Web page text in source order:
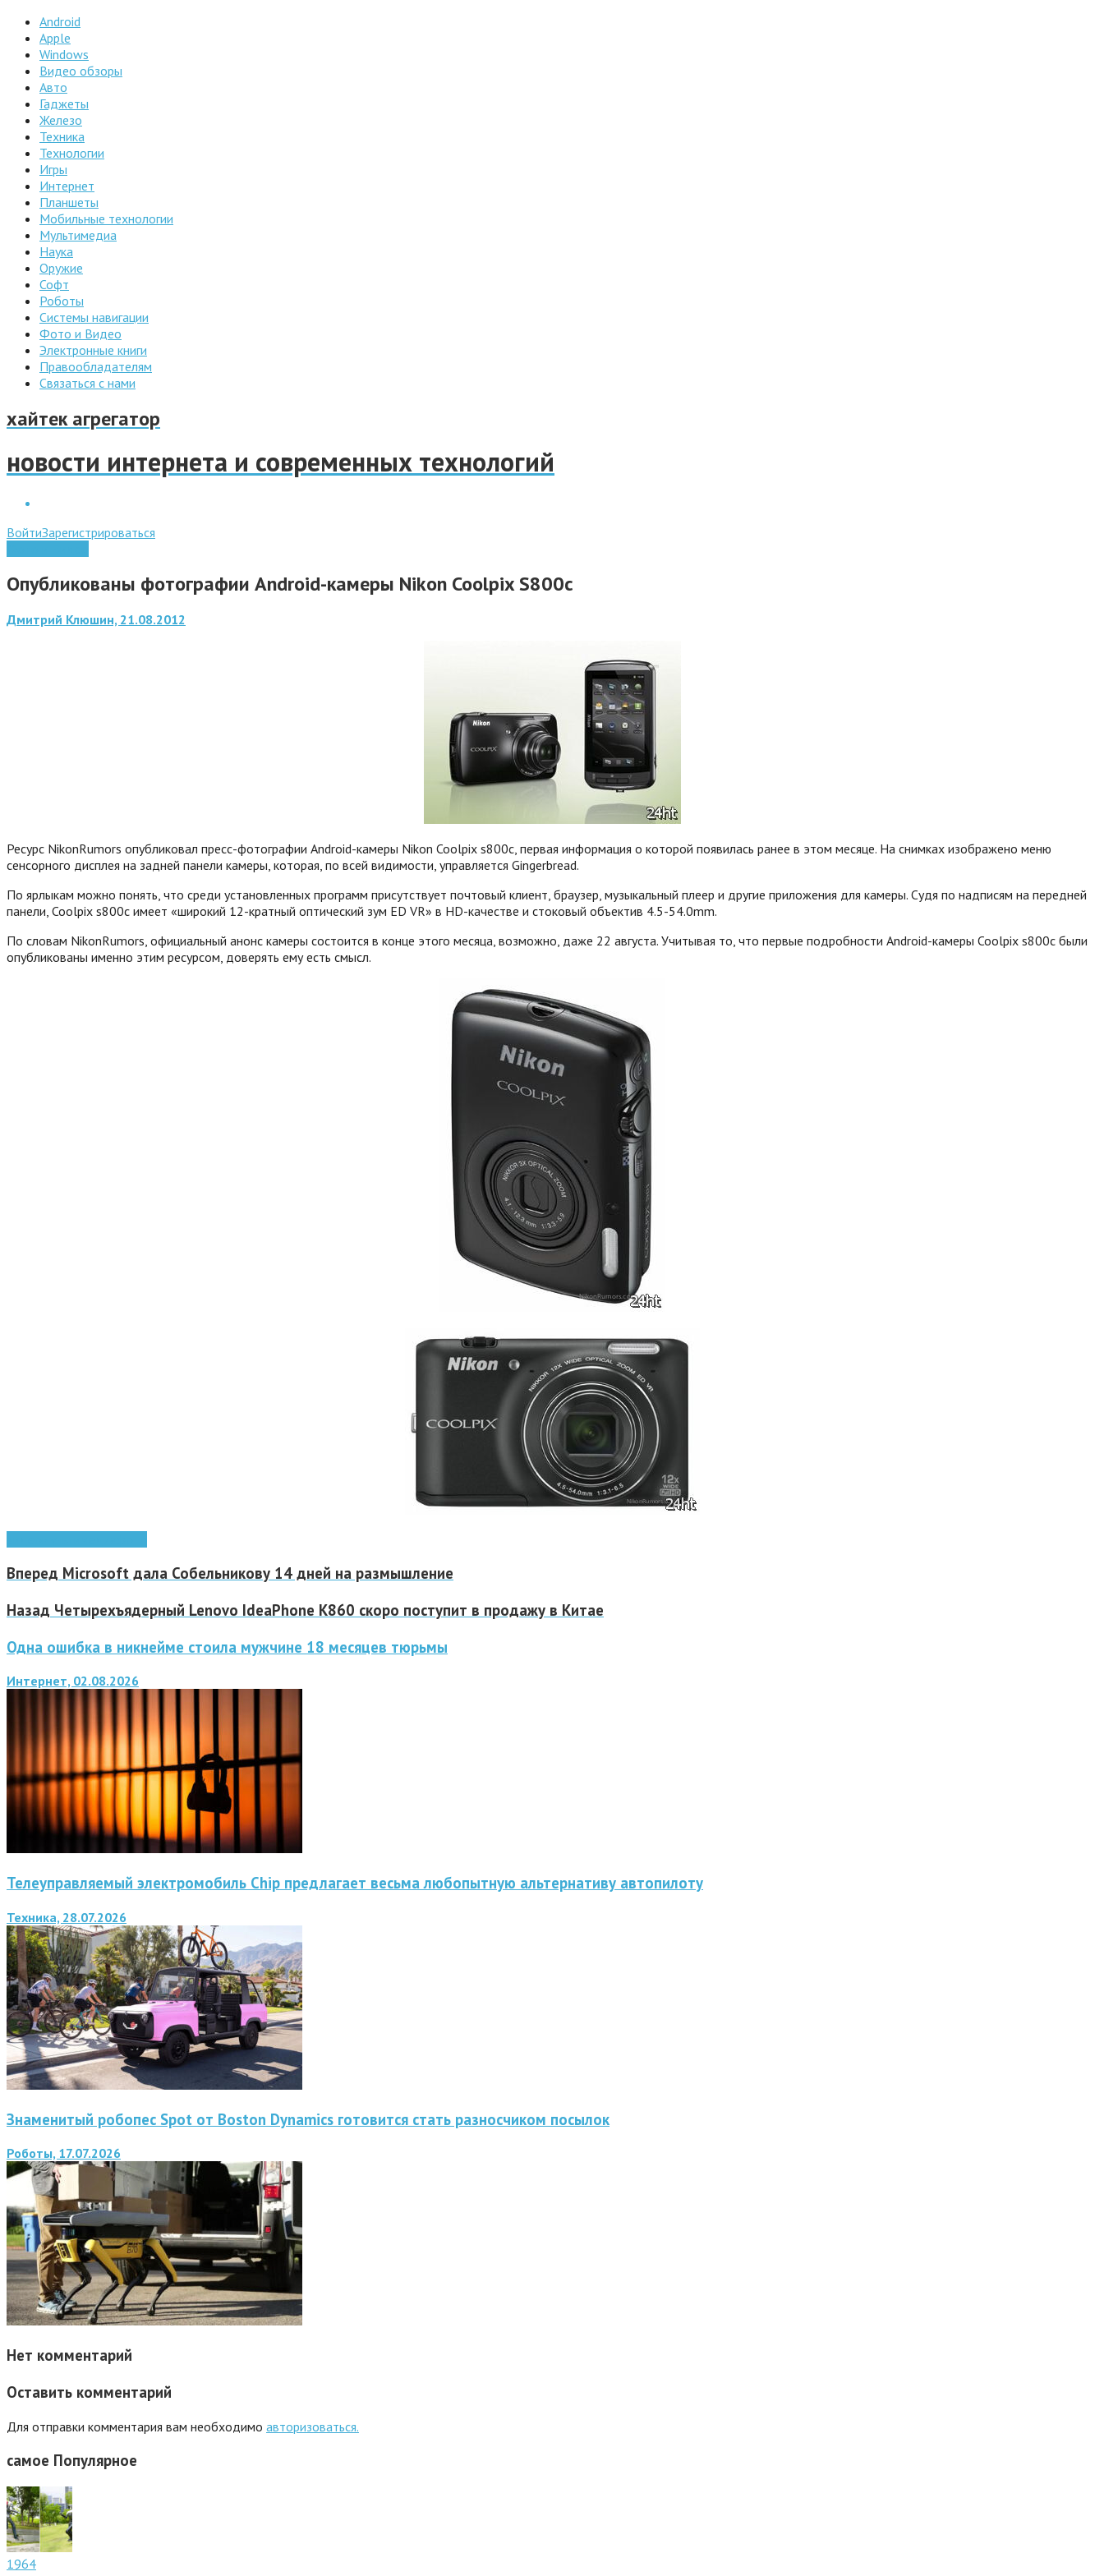
Android
Apple
Windows
Видео обзоры
Авто
Гаджеты
Железо
Техника
Технологии
Игры
Интернет
Планшеты
Мобильные технологии
Мультимедиа
Наука
Оружие
Софт
Роботы
Системы навигации
Фото и Видео
Электронные книги
Правообладателям
Связаться с нами
хайтек агрегатор
новости интернета и современных технологий
ВойтиЗарегистрироваться
Опубликованы фотографии Android-камеры Nikon Coolpix S800c
Дмитрий Клюшин, 21.08.2012
Ресурс NikonRumors опубликовал пресс-фотографии Android-камеры Nikon Coolpix s800c, первая информация о которой появилась ранее в этом месяце. На снимках изображено меню
сенсорного дисплея на задней панели камеры, которая, по всей видимости, управляется Gingerbread.
По ярлыкам можно понять, что среди установленных программ присутствует почтовый клиент, браузер, музыкальный плеер и другие приложения для камеры. Судя по надписям на передней
панели, Coolpix s800c имеет «широкий 12-кратный оптический зум ED VR» в HD-качестве и стоковый объектив 4.5-54.0mm.
По словам NikonRumors, официальный анонс камеры состоится в конце этого месяца, возможно, даже 22 августа. Учитывая то, что первые подробности Android-камеры Coolpix s800c были
опубликованы именно этим ресурсом, доверять ему есть смысл.
Вперед Microsoft дала Собельникову 14 дней на размышление
Назад Четырехъядерный Lenovo IdeaPhone K860 скоро поступит в продажу в Китае
Одна ошибка в никнейме стоила мужчине 18 месяцев тюрьмы
Интернет, 02.08.2026
Телеуправляемый электромобиль Chip предлагает весьма любопытную альтернативу автопилоту
Техника, 28.07.2026
Знаменитый робопес Spot от Boston Dynamics готовится стать разносчиком посылок
Роботы, 17.07.2026
Нет комментарий
Оставить комментарий
Для отправки комментария вам необходимо авторизоваться.
самое Популярное
1964